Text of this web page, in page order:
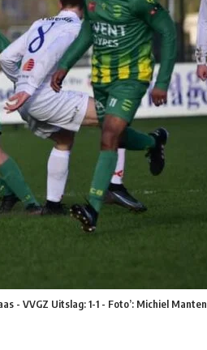
- VVGZ Uitslag: 1-1 - Foto’: Michiel Manten